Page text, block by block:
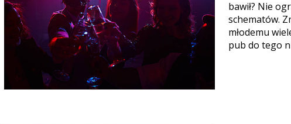
bawił? Nie
schematów.
młodemu
pub do tego